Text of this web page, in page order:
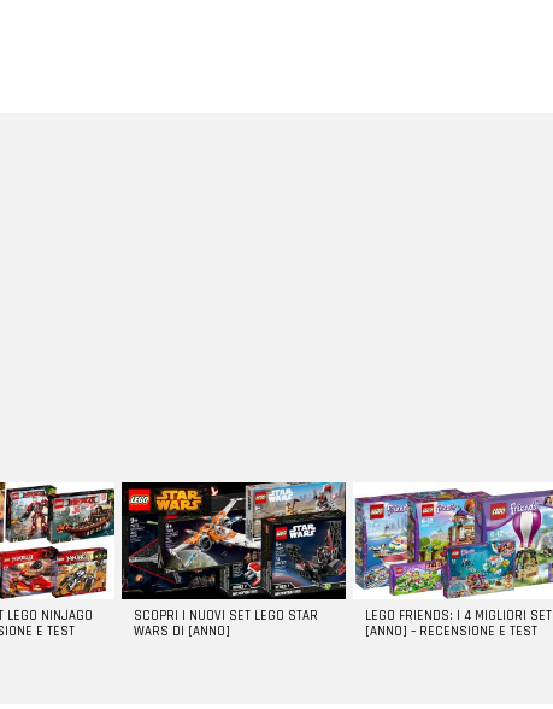
LEGO NINJAGO
E TEST
SCOPRI I NUOVI SET LEGO STAR
WARS DI [ANNO]
LEGO FRIENDS: I 4 MIGLIORI SET
[ANNO] – RECENSIONE E TEST